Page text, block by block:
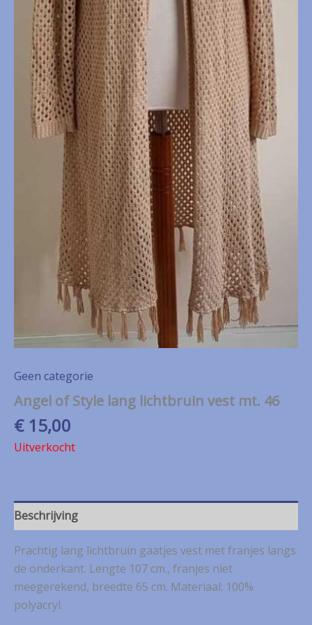
Geen categorie
Angel of Style lang lichtbruin vest mt. 46
€15,00
Uitverkocht
Beschrijving
Prachtig lang lichtbruin gaatjes vest met franjes langs
de onderkant. Lengte 107 cm., franjes niet
meegerekend, breedte 65 cm. Materiaal: 100%
polyacryl.